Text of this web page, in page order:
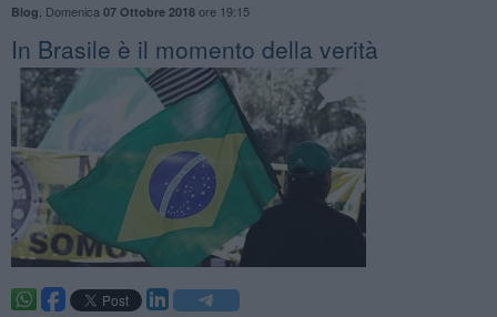
Blog Domenica 07 Ottobre 2018ore 19:15
In Brasile è il momento della verità